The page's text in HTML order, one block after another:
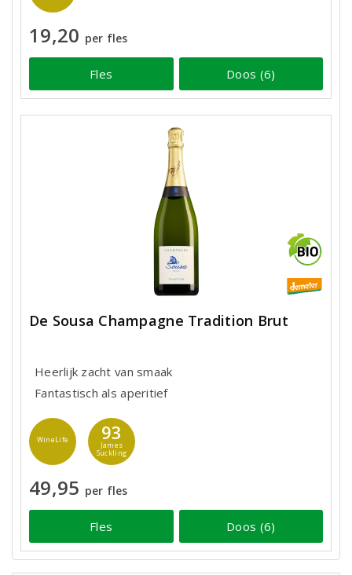
19,20 per fles
Fles Doos (6)
De Sousa Champagne Tradition Brut
Heerlijk zacht van smaak
Fantastisch als aperitief
WineLife 93
James
Suckling
49,95 per fles
Fles Doos (6)